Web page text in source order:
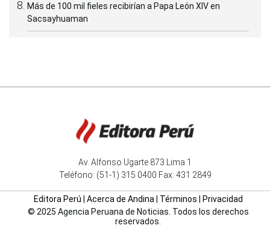
Más de 100 mil fieles recibirían a Papa León XIV en
Sacsayhuaman
Av. Alfonso Ugarte 873 Lima 1
Teléfono: (51-1) 315 0400 Fax: 431 2849
Editora Perú Acerca de Andina| Términos
Privacidad
© 2025 Agencia Peruana de Noticias. Todos los derechos
reservados.